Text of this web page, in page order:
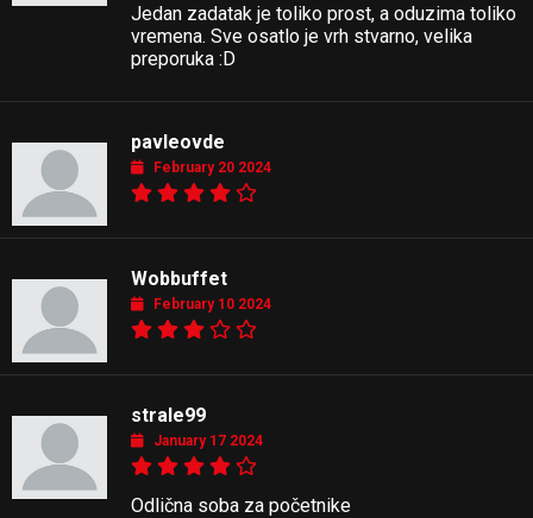
Jedan zadatak je toliko prost, a oduzima toliko
vremena. Sve osatlo je vrh stvarno, velika
preporuka :D
pavleovde
February 20 2024
Wobbuffet
February 10 2024
strale99
January 17 2024
Odlična soba za početnike